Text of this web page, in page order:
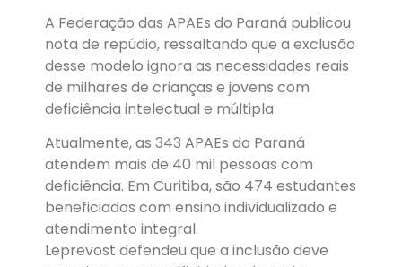
A Federação das APAEs do Paraná publicou
nota de repúdio, ressaltando que a exclusão
desse modelo ignora as necessidades reais
de milhares de crianças e jovens com
deficiência intelectual e múltipla.
Atualmente, as 343 APAEs do Paraná
atendem mais de 40 mil pessoas com
deficiência. Em Curitiba, são 474 estudantes
beneficiados com ensino individualizado e
atendimento integral.
Leprevost defendeu que a inclusão deve